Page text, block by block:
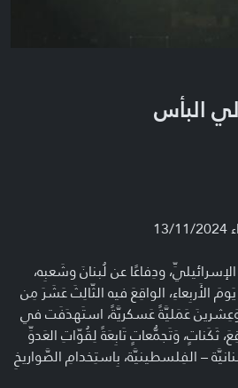
البأس
ودِفاعًا عن لُبنانَ وشَعبِه،
الأَربِعاءِ، الواقِعَ فيه الثّالِثَ عَشَرَ مِن
2024، أَربعًا وَعِشرينَ عَمَليَّةً عَسكريَّةً، استَهدَفَت في
وَتَجمُّعاتٍ تَابِعَةً لِقُوّاتِ العَدوِّ
– الفِلسطينيَّة، بِاستِخدامِ الصَّواريخِ